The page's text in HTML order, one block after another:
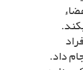
داد.